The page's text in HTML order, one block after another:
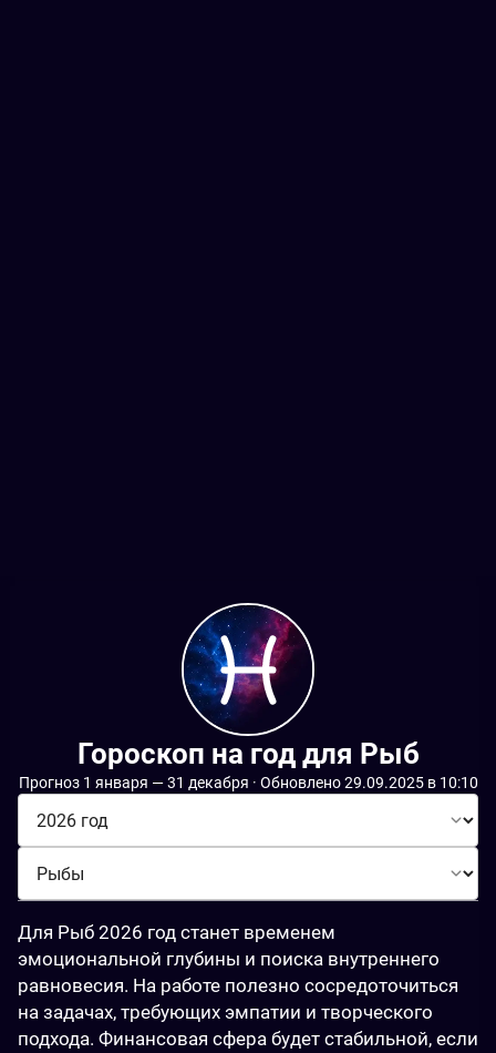
Гороскоп на год для Рыб
Прогноз 1 января — 31 декабря · Обновлено 29.09.2025 в 10:10
Для Рыб 2026 год станет временем
эмоциональной глубины и поиска внутреннего
равновесия. На работе полезно сосредоточиться
на задачах, требующих эмпатии и творческого
подхода. Финансовая сфера будет стабильной, если